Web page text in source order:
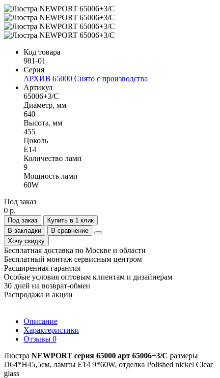
Код товара
981-01
Серия
АРХИВ 65000 Снято с производства
Артикул
65006+3/C
Диаметр, мм
640
Высота, мм
455
Цоколь
Е14
Количество ламп
9
Мощность ламп
60W
Под заказ
0 р.
Под заказ
Купить в 1 клик
В закладки
В сравнение
Хочу скидку
Бесплатная доставка по Москве и области
Бесплатный монтаж сервисным центром
Расширенная гарантия
Особые условия оптовым клиентам и дизайнерам
30 дней на возврат-обмен
Распродажа и акции
Описание
Характеристики
Отзывы 0
Люстра NEWPORT серия 65000 арт 65006+3/C размеры
D64*H45,5см, лампы E14 9*60W, отделка Polished nickel Clear
glass